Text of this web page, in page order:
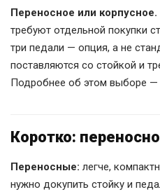
Переносное или корпусное.
требуют отдельной покупки
три педали — опция, а не
поставляются со стойкой и
Подробнее об этом выборе —
Коротко:
Переносные: легче,
нужно докупить стойку и